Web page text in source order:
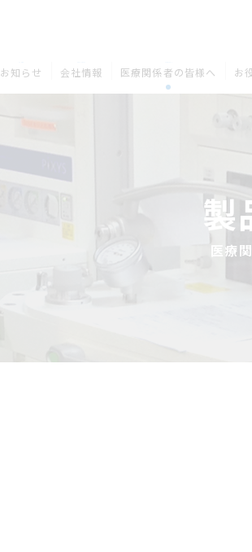
お知らせ 会社情報 医療関係者の皆様へ お
製
医療